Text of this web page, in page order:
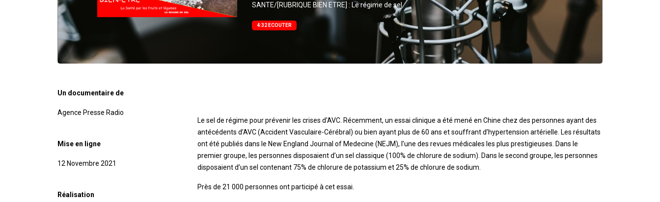
SANTE/[RUBRIQUE BIEN ETRE] : Le régime de sel.
4:32 ECOUTER
Un documentaire de
Agence Presse Radio
Mise en ligne
12 Novembre 2021
Réalisation
Le sel de régime pour prévenir les crises d'AVC. Récemment, un essai clinique a été mené en Chine chez des personnes ayant des
antécédents d’AVC (Accident Vasculaire-Cérébral) ou bien ayant plus de 60 ans et souffrant d’hypertension artérielle. Les résultats
ont été publiés dans le New England Journal of Medecine (NEJM), l’une des revues médicales les plus prestigieuses. Dans le
premier groupe, les personnes disposaient d’un sel classique (100% de chlorure de sodium). Dans le second groupe, les personnes
disposaient d’un sel contenant 75% de chlorure de potassium et 25% de chlorure de sodium.
Près de 21 000 personnes ont participé à cet essai.